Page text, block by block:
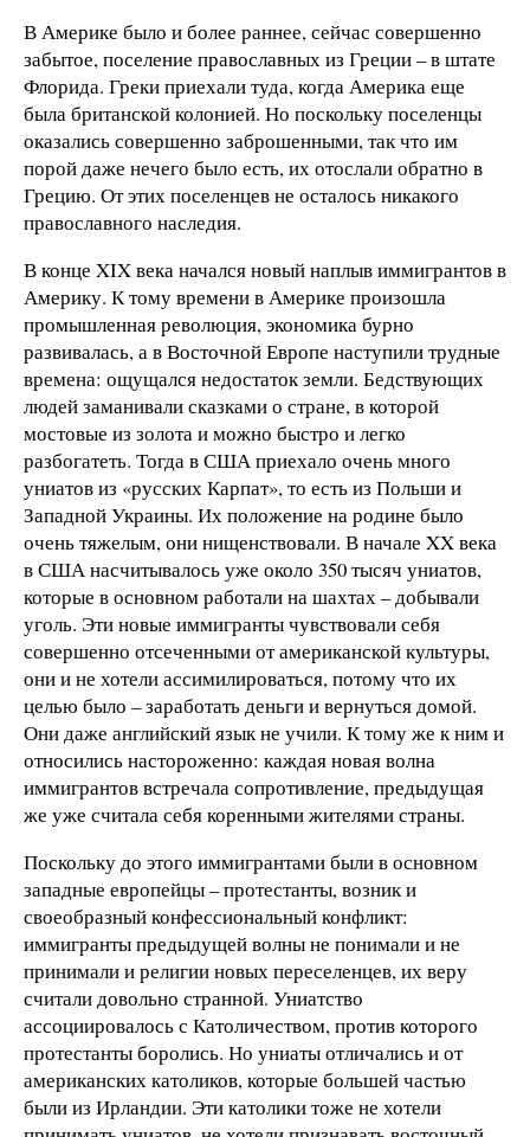
В Америке было и более раннее, сейчас совершенно
забытое, поселение православных из Греции – в штате
Флорида. Греки приехали туда, когда Америка еще
была британской колонией. Но поскольку поселенцы
оказались совершенно заброшенными, так что им
порой даже нечего было есть, их отослали обратно в
Грецию. От этих поселенцев не осталось никакого
православного наследия.
В конце XIX века начался новый наплыв иммигрантов в
Америку. К тому времени в Америке произошла
промышленная революция, экономика бурно
развивалась, а в Восточной Европе наступили трудные
времена: ощущался недостаток земли. Бедствующих
людей заманивали сказками о стране, в которой
мостовые из золота и можно быстро и легко
разбогатеть. Тогда в США приехало очень много
униатов из «русских Карпат», то есть из Польши и
Западной Украины. Их положение на родине было
очень тяжелым, они нищенствовали. В начале XX века
в США насчитывалось уже около 350 тысяч униатов,
которые в основном работали на шахтах – добывали
уголь. Эти новые иммигранты чувствовали себя
совершенно отсеченными от американской культуры,
они и не хотели ассимилироваться, потому что их
целью было – заработать деньги и вернуться домой.
Они даже английский язык не учили. К тому же к ним и
относились настороженно: каждая новая волна
иммигрантов встречала сопротивление, предыдущая
же уже считала себя коренными жителями страны.
Поскольку до этого иммигрантами были в основном
западные европейцы – протестанты, возник и
своеобразный конфессиональный конфликт:
иммигранты предыдущей волны не понимали и не
принимали и религии новых переселенцев, их веру
считали довольно странной. Униатство
ассоциировалось с Католичеством, против которого
протестанты боролись. Но униаты отличались и от
американских католиков, которые большей частью
были из Ирландии. Эти католики тоже не хотели